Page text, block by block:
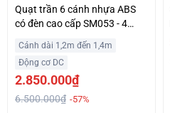
Quạt trần 6 cánh nhựa ABS
có đèn cao cấp SM053 - 4
Cánh dài 1,2m đến 1,4m
Động cơ DC
2.850.000₫
6.500.000₫ -57%